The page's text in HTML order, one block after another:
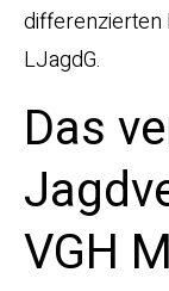
differenzierten
LJagdG.
Das
VGH